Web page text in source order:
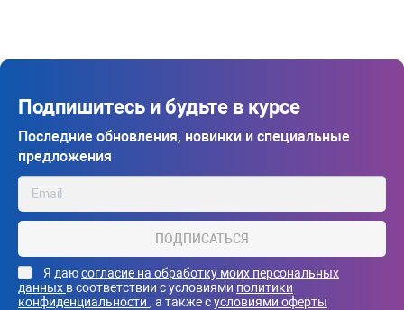
Подпишитесь и будьте в курсе
Последние обновления, новинки и специальные
предложения
ПОДПИСАТЬСЯ
Я даюсогласие на обработку моих персональных
данных в соответствии с условиями политики
конфиденциальности , а также сусловиями оферты